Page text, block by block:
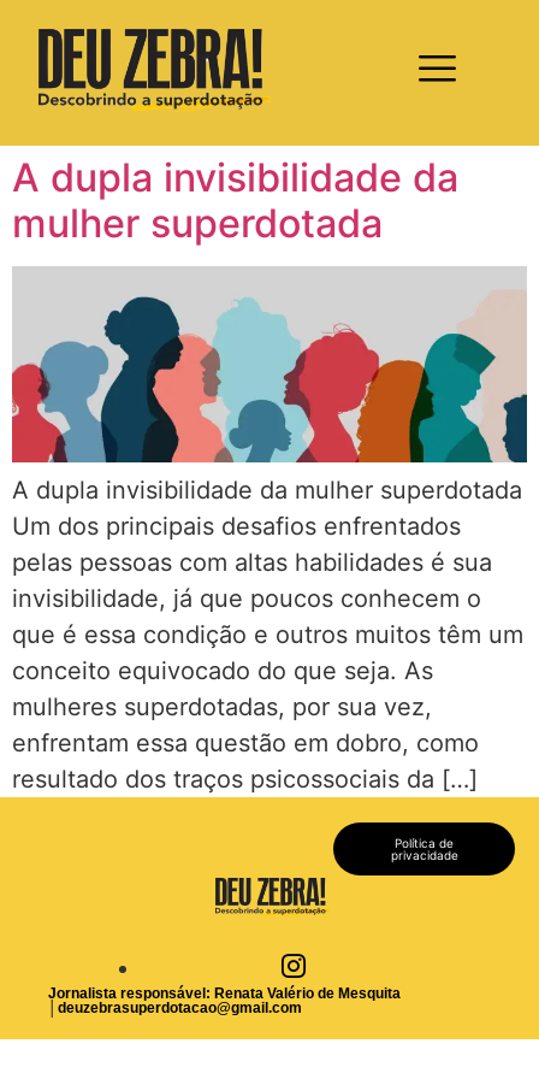
A dupla invisibilidade da
mulher superdotada
A dupla invisibilidade da mulher superdotada
Um dos principais desafios enfrentados
pelas pessoas com altas habilidades é sua
invisibilidade, já que poucos conhecem o
que é essa condição e outros muitos têm um
conceito equivocado do que seja. As
mulheres superdotadas, por sua vez,
enfrentam essa questão em dobro, como
resultado dos traços psicossociais da […]
Política de
privacidade
Jornalista responsável: Renata Valério de Mesquita
deuzebrasuperdotacao@gmail.com